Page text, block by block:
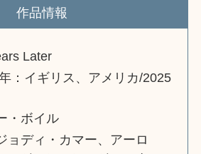
作品情報
Later
：イギリス、アメリカ/2025
・ボイル
ョディ・カマー、アーロ